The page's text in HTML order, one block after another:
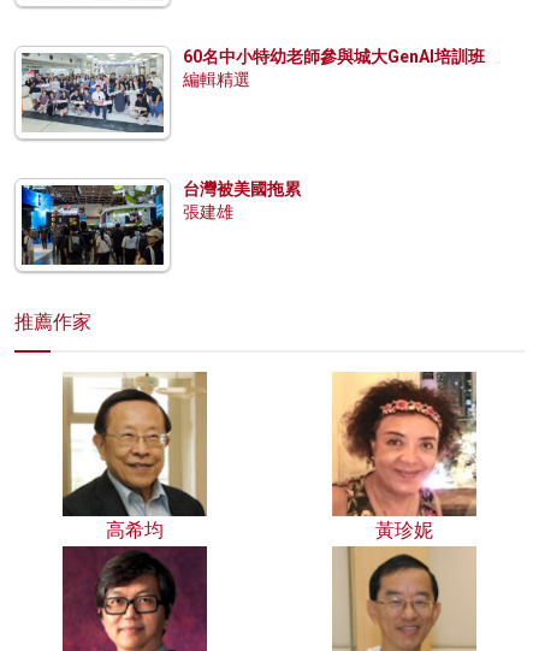
60名中小特幼老師參與城大GenAI培訓班
編輯精選
台灣被美國拖累
張建雄
推薦作家
高希均 黃珍妮